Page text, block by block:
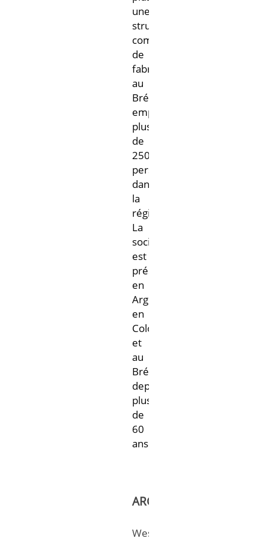
Amérique
une
structure
commerciale/usine
de
fabrication
au
Brésil,
employant
plus
de
250
personnes
dans
la
région.
La
société
est
présente
en
Argentine,
en
Colombie
et
au
Brésil
depuis
plus
de
60
ans.
ARGENTINE
West